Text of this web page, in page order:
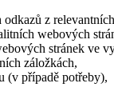
odkazů z
webových
stránek ve
záložkách,
(v případě potřeby),